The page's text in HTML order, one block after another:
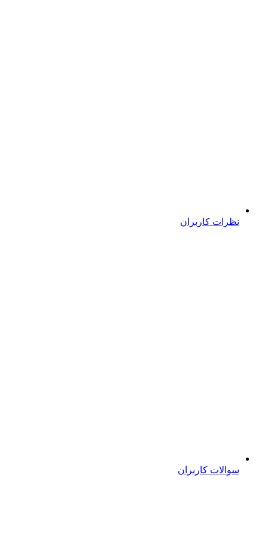
نظرات کاربران
سوالات کاربران